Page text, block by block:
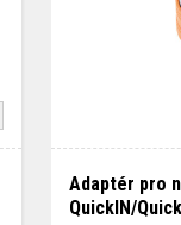
Adaptér pro
QuickIN/